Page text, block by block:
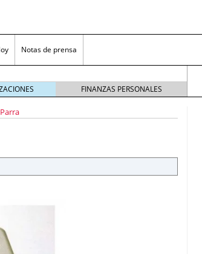
Notas de prensa
18, 2024
en línea confiables
FINANZAS PERSONALES